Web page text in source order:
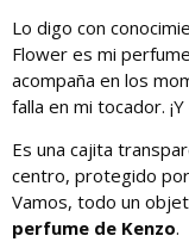
Lo digo con
Flower es mi
acompaña en los
falla en mi tocador.
Es una cajita
centro, protegido
Vamos, todo un
perfume de Kenzo.